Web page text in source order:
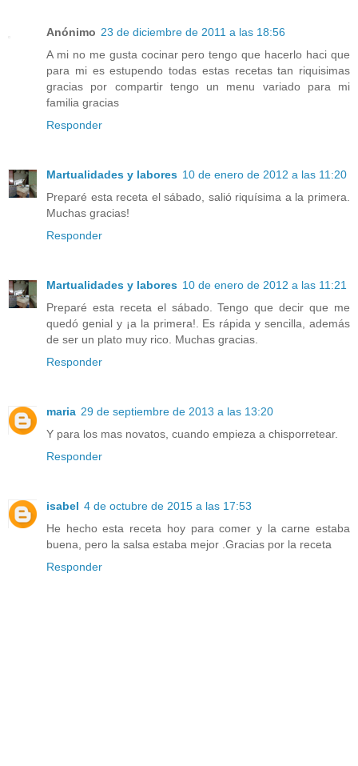
Anónimo 23 de diciembre de 2011 a las 18:56
A mi no me gusta cocinar pero tengo que hacerlo haci que
para mi es estupendo todas estas recetas tan riquisimas
gracias por compartir tengo un menu variado para mi
familia gracias
Responder
Martualidades y labores 10 de enero de 2012 a las 11:20
Preparé esta receta el sábado, salió riquísima a la primera.
Muchas gracias!
Responder
Martualidades y labores 10 de enero de 2012 a las 11:21
Preparé esta receta el sábado. Tengo que decir que me
quedó genial y ¡a la primera!. Es rápida y sencilla, además
de ser un plato muy rico. Muchas gracias.
Responder
maria 29 de septiembre de 2013 a las 13:20
Y para los mas novatos, cuando empieza a chisporretear.
Responder
isabel 4 de octubre de 2015 a las 17:53
He hecho esta receta hoy para comer y la carne estaba
buena, pero la salsa estaba mejor .Gracias por la receta
Responder